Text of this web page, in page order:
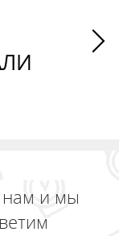
нам и мы